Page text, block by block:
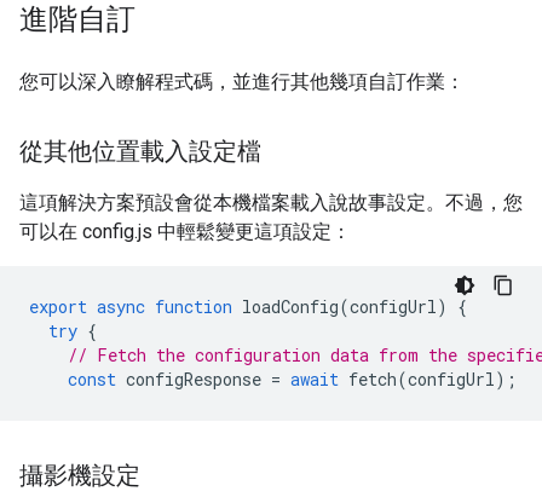
進階自訂
您可以深入瞭解程式碼，並進行其他幾項自訂作業：
從其他位置載入設定檔
這項解決方案預設會從本機檔案載入說故事設定。不過，您
可以在 config.js 中輕鬆變更這項設定：
export async function loadConfig(configUrl)
{
try {
// Fetch the configuration data from the
const configResponse = await fetch(configUrl);
攝影機設定